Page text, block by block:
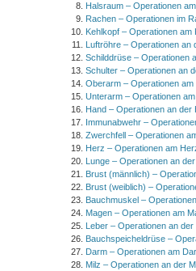
Halsraum – Operationen
Rachen – Operationen im
Kehlkopf – Operationen am
Luftröhre – Operationen an
Schilddrüse – Operationen
Schulter – Operationen an
Oberarm – Operationen am
Unterarm – Operationen
Hand – Operationen an der
Immunabwehr –
Zwerchfell – Operationen
Herz – Operationen am
Lunge – Operationen an
Brust (männlich) –
Brust (weiblich) –
Bauchmuskel –
Magen – Operationen am
Leber – Operationen an der
Bauchspeicheldrüse –
Darm – Operationen am
Milz – Operationen an der